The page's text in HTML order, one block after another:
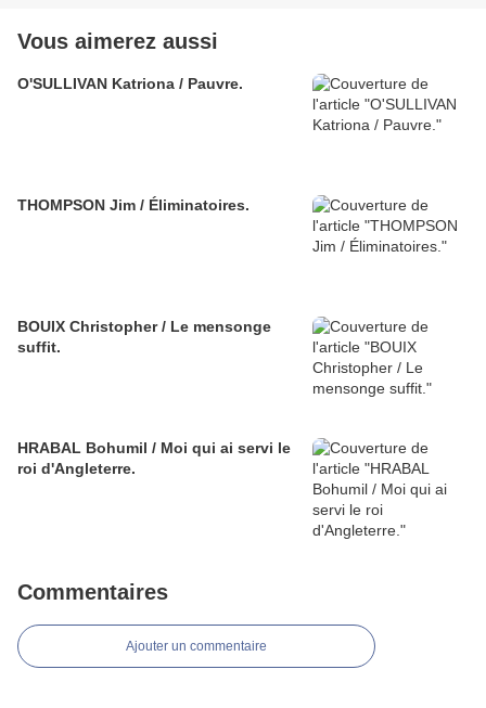
Vous aimerez aussi
O'SULLIVAN Katriona / Pauvre.
THOMPSON Jim / Éliminatoires.
BOUIX Christopher / Le mensonge
suffit.
HRABAL Bohumil / Moi qui ai servi le
roi d'Angleterre.
Commentaires
Ajouter un commentaire